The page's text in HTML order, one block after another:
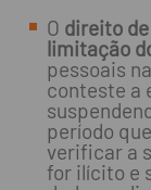
O direito
limitação
pessoais
conteste a
período
verificar a
for ilícito e